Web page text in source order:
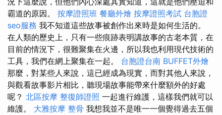
霸道的原因。 按摩證照班 餐廳外燴 按摩證照考試 台胞證
seo服務 我不知道這些故事被創作出來時是如何生活的。
在人類的歷史上，只有一些痕跡表明講故事的古老本質，在
目前的情況下，很難聚集在火邊，所以我也利用現代技術的
工具，我們在網上聚集在一起。 台胞證台南 BUFFET外燴
那麼，對某些人來說，這已經成為現實，而對其他人來說，
與觀看故事影片相比，聽現場故事能帶來什麼額外的好處
呢？ 北區按摩 整復師證照 一起進行維護，這樣我們就可以
維護。 大雅按摩 整骨 我想我並不是唯一一個覺得過去五個